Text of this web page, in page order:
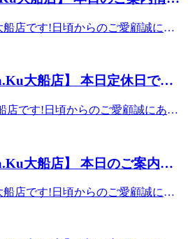
参頂きますよう宜しくお願い致し
ーーーーーーーーーーーーーーー
ーーーーーーー 予約はこちらか
online/index/k6x8f5【疲れる
疲れをなくします！施術後はマッ
ます♪ 【Re.Ra.Ku大船店】平日：
〒247-0056 神奈川県鎌倉市大
快ヘッドスパは9月末まで!!
・お得な紙チケット～9/23(水)ま
で!!◆店頭でのお水の提供が終了致
頂きますよう宜しくお願い致しま
ーーーーーーーーーーーーーーー
ーーーーーーご予約はこちらから
【疲れる前にお身体をケア
術後はマッサージ後のように身
なさまのご来店を心よりお待ちし
船店】平日:11:00～21:00(最終受付
勢屋パールビル 3F
♪ドライヘッドスパ+シュワシュ
リ爽快リラックス～10分 1650円
ベンダーベースの香りでリラック
ヘッドスパ” 30分 5,280円 には、
10分が付いた【爽快セットコー
☆平日はさらに300円OFF☆90分以
に加えて、以下オプションも自由
くびストレッチ・脚こしストレッ
別途+1,100円)爽快ヘッドスパは9
彡☆彡★サマーチャー
Re.Ra.Ku PAY または・お得な紙
2(日) 11:00～ ★ 毎年大好評の オ
♪ドライヘッドスパ＋シュワシュ
リ爽快リラックス～ 炭酸スプレ
ます♪ ・レモン系の爽やかな香
りでリラックス※香りが気になる
体予約可能な”グレードアップ ド
円 には、＋550円で炭酸スプレー
ットコース】もございます♪50分
90分以上のコースではボデ
脚こしストレッチ・肩甲骨ケア・
！
船店です!日頃からのご愛顧誠にあ
してリフレッシュしませんか？心
てお待ちしております♪【本日の
★ 毎年大好評の オプションメニ
ドスパ＋シュワシュワ炭酸泡スプ
クス～ NEW 炭酸スプレー2種♪・
は無香料もご用意 ※単体予約可
イヘッドスパ” 30分 5,280円 に
ーが付けられてお得♪ ☆彡☆彡☆
6,980円／70分 8,980円／90分
大船店】 本日定休日で
店です!日頃からのご愛顧誠にあり
が、毎週木曜日は臨時で休業日と
。金曜日からまた、通常通り営業
際はお間違いのないよう、ご注意
年大好評の オプションメニュー
目、首、肩周辺が気になる方に
大船店】 本日のご案内情
船店です!日頃からのご愛顧誠にあ
っくりほぐしてリフレッシュしま
店を心よりお待ちしております